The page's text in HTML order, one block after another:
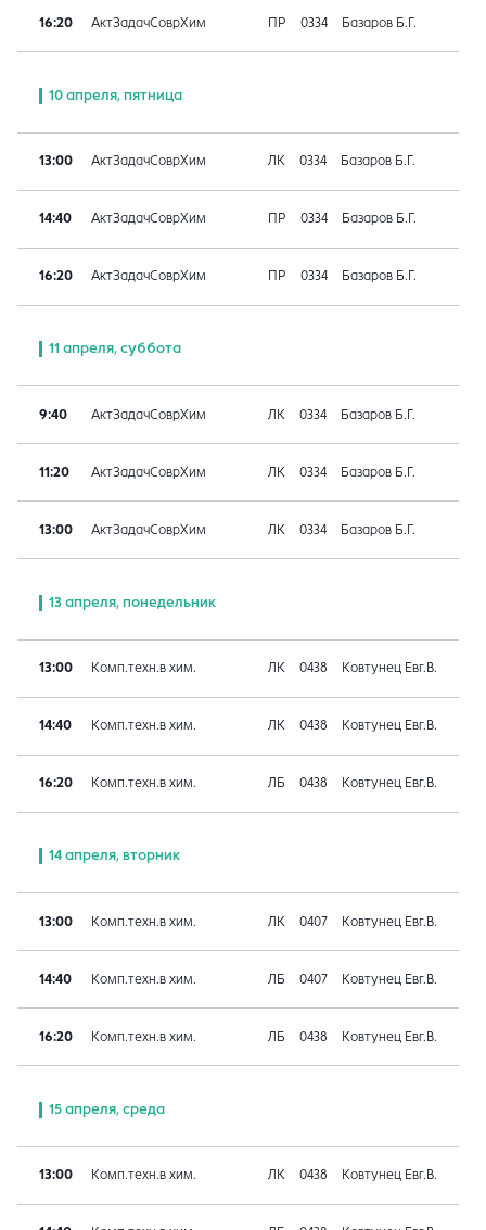
16:20 АктЗадачСоврХим ПР 0334 Базаров Б.Г.
10 апреля, пятница
13:00 АктЗадачСоврХим ЛК 0334 Базаров Б.Г.
14:40 АктЗадачСоврХим ПР 0334 Базаров Б.Г.
16:20 АктЗадачСоврХим ПР 0334 Базаров Б.Г.
11 апреля, суббота
9:40 АктЗадачСоврХим ЛК 0334 Базаров Б.Г.
11:20 АктЗадачСоврХим ЛК 0334 Базаров Б.Г.
13:00 АктЗадачСоврХим ЛК 0334 Базаров Б.Г.
13 апреля, понедельник
13:00 Комп.техн.в хим. ЛК 0438 Ковтунец Евг.В.
14:40 Комп.техн.в хим. ЛК 0438 Ковтунец Евг.В.
16:20 Комп.техн.в хим. ЛБ 0438 Ковтунец Евг.В.
14 апреля, вторник
13:00 Комп.техн.в хим. ЛК 0407 Ковтунец Евг.В.
14:40 Комп.техн.в хим. ЛБ 0407 Ковтунец Евг.В.
16:20 Комп.техн.в хим. ЛБ 0438 Ковтунец Евг.В.
15 апреля, среда
13:00 Комп.техн.в хим. ЛК 0438 Ковтунец Евг.В.